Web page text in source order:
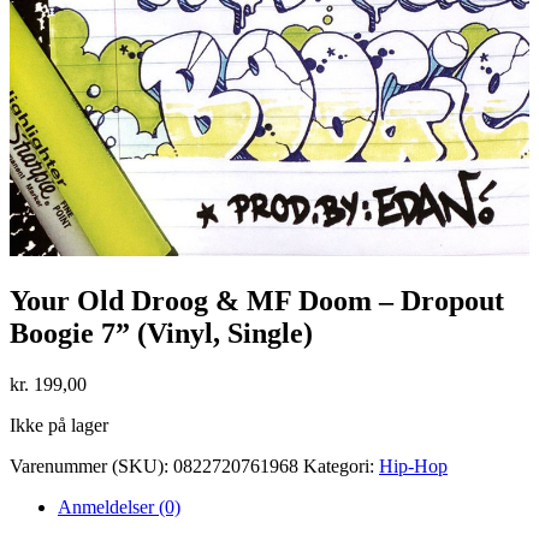
Your Old Droog & MF Doom – Dropout
Boogie 7” (Vinyl, Single)
kr. 199,00
Ikke på lager
Varenummer (SKU): 0822720761968 Kategori: Hip-Hop
Anmeldelser (0)